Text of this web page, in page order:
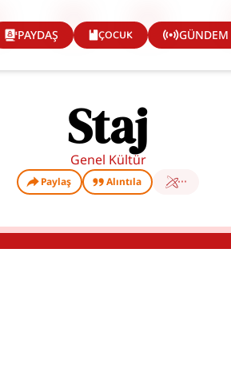
PAYDAŞ ÇOCUK GÜNDEM
Staj
Genel Kültür
Paylaş Alıntıla